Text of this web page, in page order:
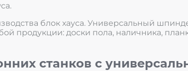
блок хауса. Универсальный
продукции: доски пола, наличника,
станков с